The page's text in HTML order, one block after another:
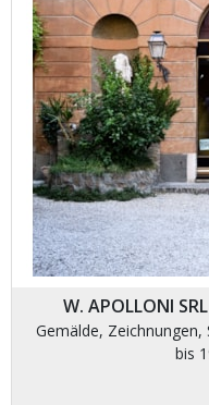
W. APOLLONI
Gemälde,
bis